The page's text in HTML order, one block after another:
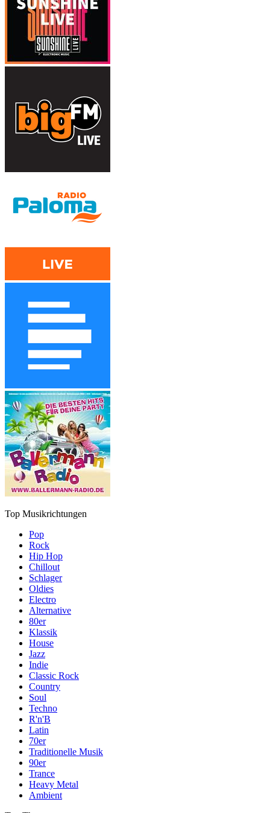
Top Musikrichtungen
Pop
Rock
Hip Hop
Chillout
Schlager
Oldies
Electro
Alternative
80er
Klassik
House
Jazz
Indie
Classic Rock
Country
Soul
Techno
R'n'B
Latin
70er
Traditionelle Musik
90er
Trance
Heavy Metal
Ambient